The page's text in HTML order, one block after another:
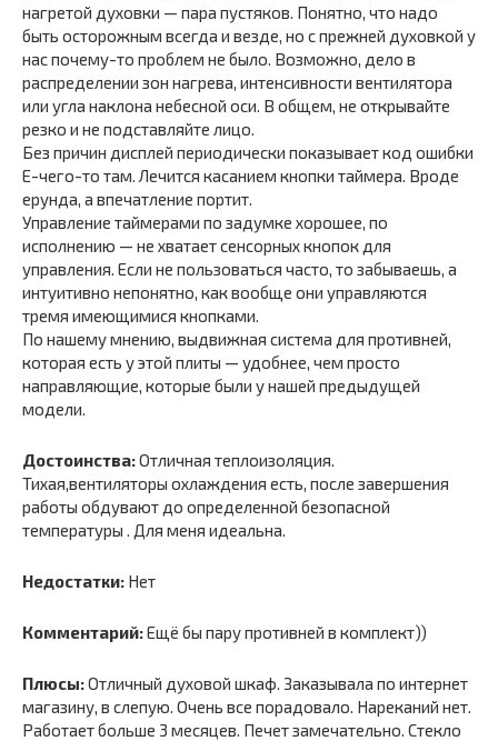
нагретой духовки — пара пустяков. Понятно, что надо
быть осторожным всегда и везде, но с прежней духовкой у
нас почему-то проблем не было. Возможно, дело в
распределении зон нагрева, интенсивности вентилятора
или угла наклона небесной оси. В общем, не открывайте
резко и не подставляйте лицо.
Без причин дисплей периодически показывает код ошибки
E-чего-то там. Лечится касанием кнопки таймера. Вроде
ерунда, а впечатление портит.
Управление таймерами по задумке хорошее, по
исполнению — не хватает сенсорных кнопок для
управления. Если не пользоваться часто, то забываешь, а
интуитивно непонятно, как вообще они управляются
тремя имеющимися кнопками.
По нашему мнению, выдвижная система для противней,
которая есть у этой плиты — удобнее, чем просто
направляющие, которые были у нашей предыдущей
модели.
Достоинства:Отличная теплоизоляция.
Тихая,вентиляторы охлаждения есть, после завершения
работы обдувают до определенной безопасной
температуры . Для меня идеальна.
Недостатки: Нет
Комментарий:Ещё бы пару противней в комплект))
Плюсы:Отличный духовой шкаф. Заказывала по интернет
магазину, в слепую. Очень все порадовало. Нареканий нет.
Работает больше 3 месяцев. Печет замечательно. Стекло